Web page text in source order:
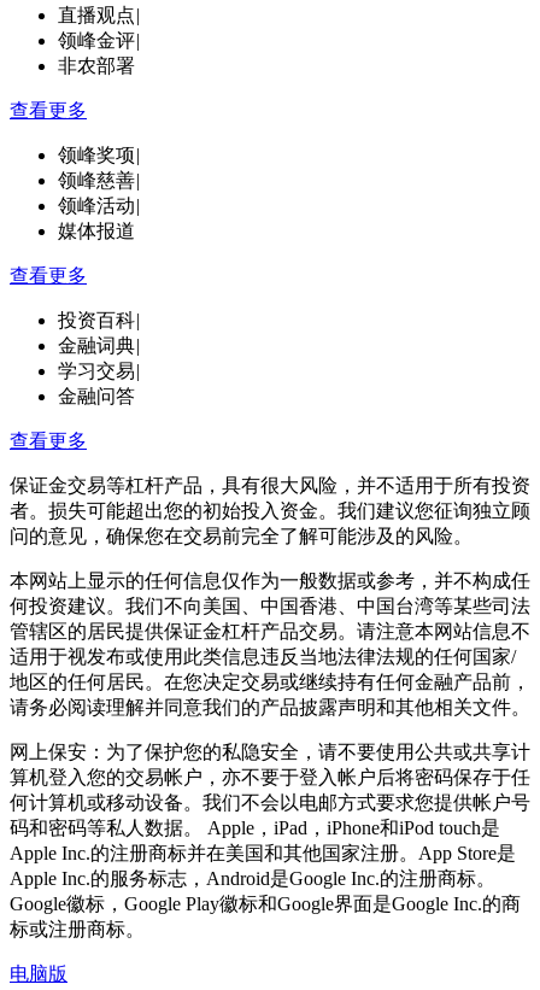
直播观点|
领峰金评|
非农部署
查看更多
领峰奖项|
领峰慈善|
领峰活动|
媒体报道
查看更多
投资百科|
金融词典|
学习交易|
金融问答
查看更多
保证金交易等杠杆产品，具有很大风险，并不适用于所有投资
者。损失可能超出您的初始投入资金。我们建议您征询独立顾
问的意见，确保您在交易前完全了解可能涉及的风险。
本网站上显示的任何信息仅作为一般数据或参考，并不构成任
何投资建议。我们不向美国、中国香港、中国台湾等某些司法
管辖区的居民提供保证金杠杆产品交易。请注意本网站信息不
适用于视发布或使用此类信息违反当地法律法规的任何国家/
地区的任何居民。在您决定交易或继续持有任何金融产品前，
请务必阅读理解并同意我们的产品披露声明和其他相关文件。
网上保安：为了保护您的私隐安全，请不要使用公共或共享计
算机登入您的交易帐户，亦不要于登入帐户后将密码保存于任
何计算机或移动设备。我们不会以电邮方式要求您提供帐户号
码和密码等私人数据。 Apple，iPad，iPhone和iPod touch是
Apple Inc.的注册商标并在美国和其他国家注册。App Store是
Apple Inc.的服务标志，Android是Google Inc.的注册商标。
Google徽标，Google Play徽标和Google界面是Google Inc.的商
标或注册商标。
电脑版